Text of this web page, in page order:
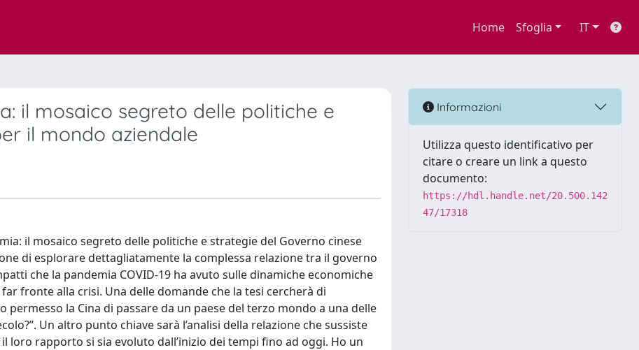
Home Sfoglia IT
il mosaico segreto delle politiche e
il mondo aziendale
il mosaico segreto delle politiche e strategie del Governo cinese
di esplorare dettagliatamente la complessa relazione tra il governo
che la pandemia COVID-19 ha avuto sulle dinamiche economiche
fronte alla crisi. Una delle domande che la tesi cercherà di
la Cina di passare da un paese del terzo mondo a una delle
Un altro punto chiave sarà l’analisi della relazione che sussiste
loro rapporto si sia evoluto dall’inizio dei tempi fino ad oggi. Ho un
Informazioni
Utilizza questo identificativo per
citare o creare un link a questo
documento:
https://hdl.handle.net/20.500.142
47/17318